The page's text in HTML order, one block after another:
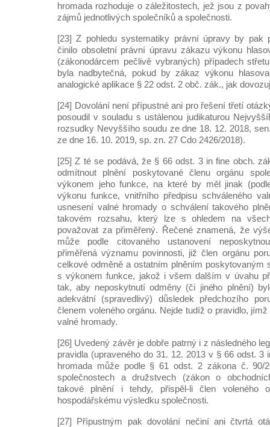
hromada rozhoduje o záležitostech, jež jsou z
zájmů jednotlivých společníků a společnosti.
[23] Z pohledu systematiky právní úpravy by pak
činilo obsoletní právní úpravu zákazu výkonu
(zákonodárcem pečlivě vybraných) případech
byla nadbytečná, pokud by zákaz výkonu
analogické aplikace § 22 odst. 2 obč. zák., jak
[24] Dovolání není přípustné ani pro řešení třetí
posoudil v souladu s ustálenou judikaturou
rozsudky Nevyššího soudu ze dne 18. 12. 2018,
ze dne 16. 10. 2019, sp. zn. 27 Cdo 2426/2018).
[25] Z té se podává, že § 66 odst. 3 in fine obch.
odmítnout plnění poskytované členu orgánu
výkonem jeho funkce, na které by měl jinak
výkonu funkce, vnitřního předpisu schváleného
usnesení valné hromady o schválení takového
takovém rozsahu, který lze s ohledem na
považovat za přiměřený. Řečené znamená, že
může podle citovaného ustanovení
přiměřená významu povinnosti, již člen orgánu
celkové odměně a ostatním plněním poskytovaným
s výkonem funkce, jakož i všem dalším v úvahu
tak, aby neposkytnutí odměny (či jiného plnění)
adekvátní (spravedlivý) důsledek předchozího
členem voleného orgánu. Nejde tudíž o pravidlo,
valné hromady.
[26] Uvedený závěr je dobře patrný i z následného
pravidla (upraveného do 31. 12. 2013 v § 66 odst. 3
hromada může podle § 61 odst. 2 zákona č. 90/
společnostech a družstvech (zákon o
takové plnění i tehdy, přispěl-li člen voleného
hospodářskému výsledku společnosti.
[27] Přípustným pak dovolání nečiní ani čtvrtá